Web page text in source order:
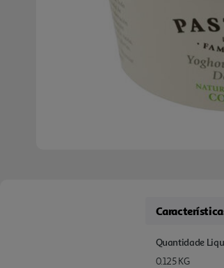
Quantidade
0.125 KG